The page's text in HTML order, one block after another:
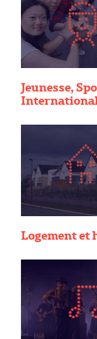
Jeunesse,
Logement et